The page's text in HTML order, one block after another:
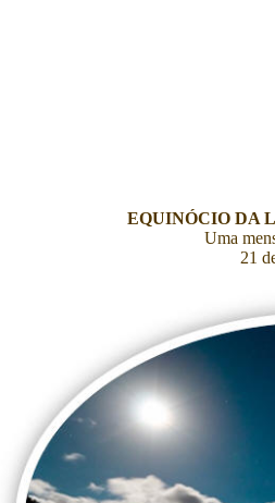
EQUINÓCIO DA
Uma
21